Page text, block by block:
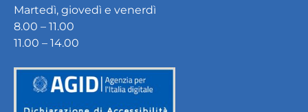
Martedì, giovedì e venerdì
8.00 – 11.00
11.00 – 14.00